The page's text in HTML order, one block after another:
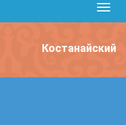
Костанайский